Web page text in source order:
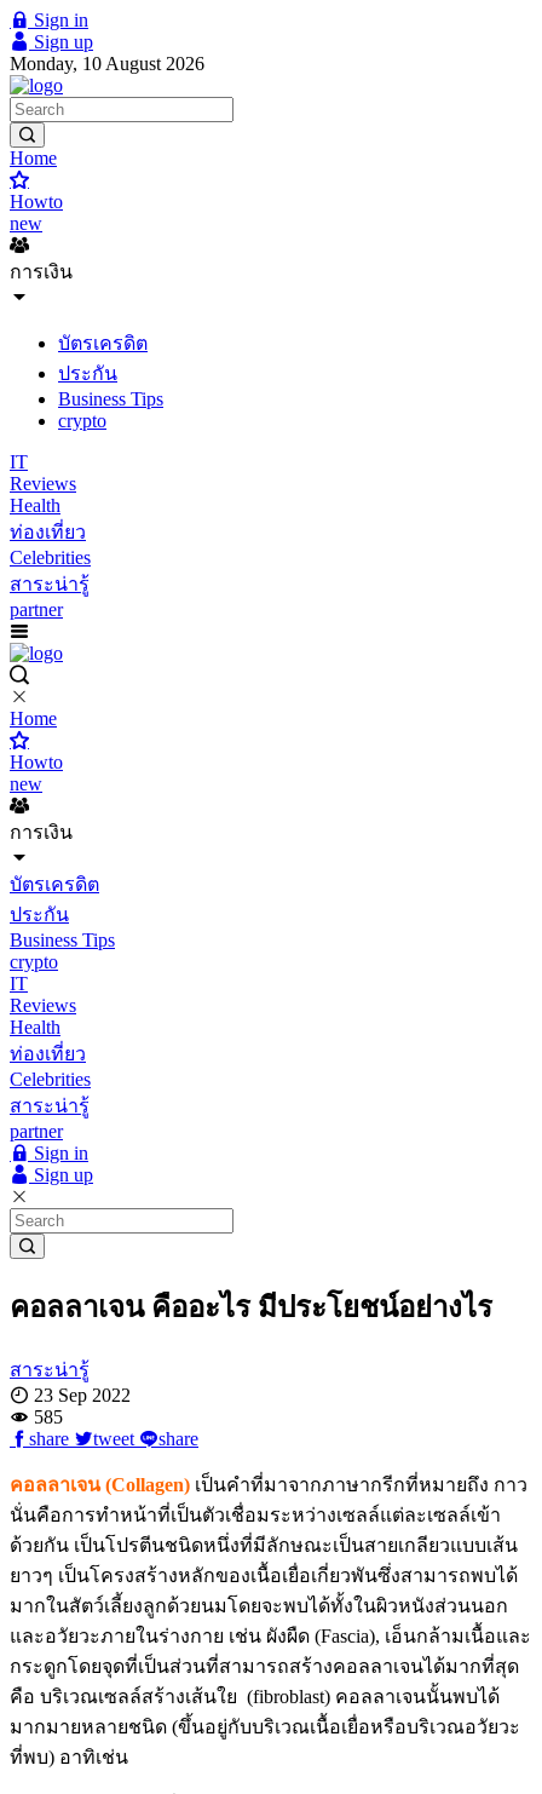
Sign in
Sign up
Monday, 10 August 2026
Home
Howto
new
การเงิน
บัตรเครดิต
ประกัน
Business Tips
crypto
IT
Reviews
Health
ท่องเที่ยว
Celebrities
สาระน่ารู้
partner
Home
Howto
new
การเงิน
บัตรเครดิต
ประกัน
Business Tips
crypto
IT
Reviews
Health
ท่องเที่ยว
Celebrities
สาระน่ารู้
partner
Sign in
Sign up
คอลลาเจน คืออะไร มีประโยชน์อย่างไร
สาระน่ารู้
23 Sep 2022
585
share
tweet share
คอลลาเจน (Collagen) เป็นคำที่มาจากภาษากรีกที่หมายถึง กาว
นั่นคือการทำหน้าที่เป็นตัวเชื่อมระหว่างเซลล์แต่ละเซลล์เข้า
ด้วยกัน เป็นโปรตีนชนิดหนึ่งที่มีลักษณะเป็นสายเกลียวแบบเส้น
ยาวๆ เป็นโครงสร้างหลักของเนื้อเยื่อเกี่ยวพันซึ่งสามารถพบได้
มากในสัตว์เลี้ยงลูกด้วยนมโดยจะพบได้ทั้งในผิวหนังส่วนนอก
และอวัยวะภายในร่างกาย เช่น ผังผืด (Fascia), เอ็นกล้ามเนื้อและ
กระดูกโดยจุดที่เป็นส่วนที่สามารถสร้างคอลลาเจนได้มากที่สุด
คือ บริเวณเซลล์สร้างเส้นใย (fibroblast) คอลลาเจนนั้นพบได้
มากมายหลายชนิด (ขึ้นอยู่กับบริเวณเนื้อเยื่อหรือบริเวณอวัยวะ
ที่พบ) อาทิเช่น